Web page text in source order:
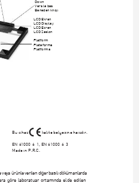
Down
Vers le bas
Beneden knop
LCD Ekran
LCD Display
LCD Ecran
LCD Zaslon
Platform
Plateforma
Platforma
Bu cihaz            kalite belgesine haizdir.
EN 61000-6-1, EN 61000-6-3
Made in P.R.C.
ürünle verilen di¤er bas›l› dökümanlarda
göre laboratuar ortam›nda elde edilen